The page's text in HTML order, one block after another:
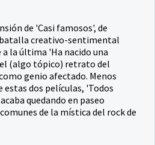
de 'Casi famosos', de
batalla creativo-sentimental
la última 'Ha nacido una
(algo tópico) retrato del
genio afectado. Menos
estas dos películas, 'Todos
quedando en paseo
de la mística del rock de